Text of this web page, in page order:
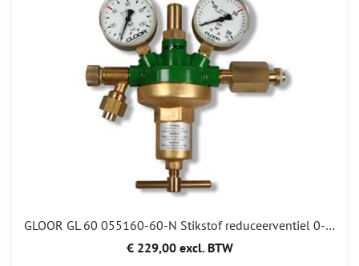
GLOOR GL 60 055160-60-N Stikstof reduceerventiel 0-60 BAR HVAC Incl Adapter!
€ 229,00 excl. BTW